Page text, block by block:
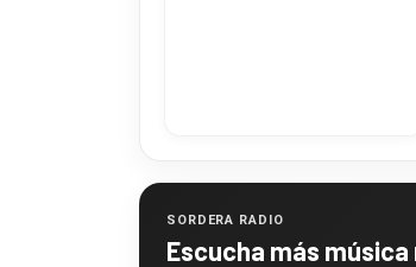
SORDERA RADIO
Escucha más música